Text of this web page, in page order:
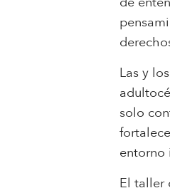
Las y
solo
entorno
El taller